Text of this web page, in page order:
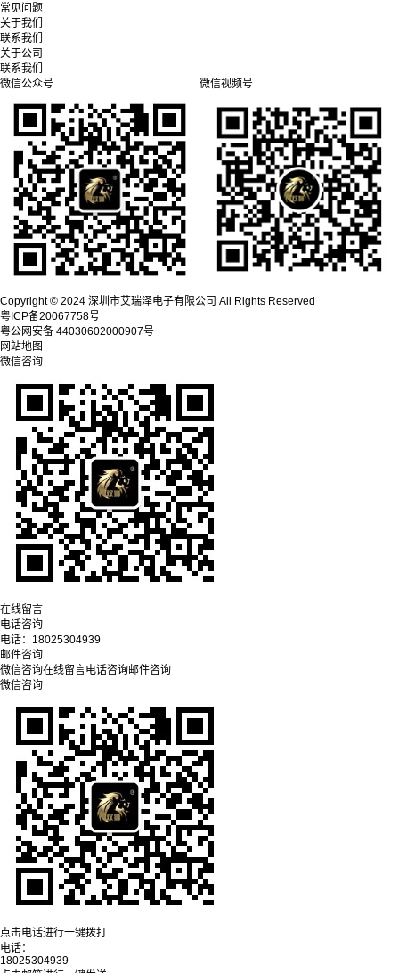
常见问题
关于我们
联系我们
关于公司
联系我们
微信公众号
微信视频号
Copyright © 2024 深圳市艾瑞泽电子有限公司 All Rights Reserved
粤ICP备20067758号
粤公网安备 44030602000907号
网站地图
微信咨询
在线留言
电话咨询
电话： 18025304939
邮件咨询
微信咨询在线留言电话咨询邮件咨询
微信咨询
点击电话进行一键拨打
电话：
18025304939